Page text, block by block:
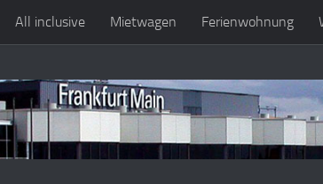
All inclusive Mietwagen Ferienwohnung